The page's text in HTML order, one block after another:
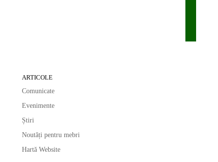
ARTICOLE
Comunicate
Evenimente
Știri
Noutăți pentru mebri
Hartă Website